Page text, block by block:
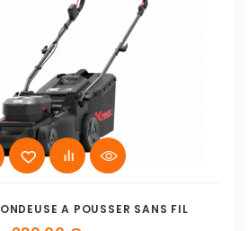
A POUSSER SANS FIL